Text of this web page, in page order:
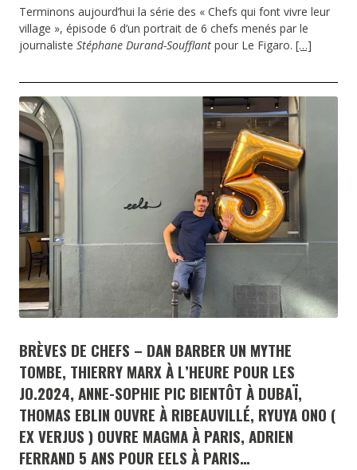
Terminons aujourd’hui la série des « Chefs qui font vivre leur
village », épisode 6 d’un portrait de 6 chefs menés par le
journaliste Stéphane Durand-Soufflant pour Le Figaro. […]
BRÈVES DE CHEFS – DAN BARBER UN MYTHE
TOMBE, THIERRY MARX À L’HEURE POUR LES
JO.2024, ANNE-SOPHIE PIC BIENTÔT À DUBAÏ,
THOMAS EBLIN OUVRE À RIBEAUVILLÉ, RYUYA ONO (
EX VERJUS ) OUVRE MAGMA À PARIS, ADRIEN
FERRAND 5 ANS POUR EELS À PARIS…